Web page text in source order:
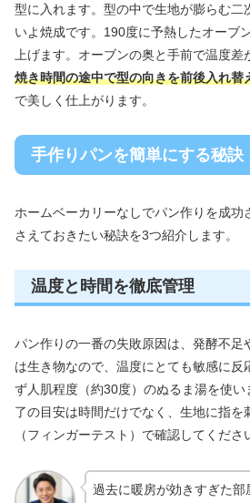
型に入れます。型の中で生地が膨らむ二
いよ焼成です。190度に予熱したオーブ
上げます。オーブンの奥と手前で温度差
焼き時間の途中で型の向きを前後入れ替
で美しく仕上がります。
手作りパンを簡単にする秘訣
ホームベーカリーなしでパン作りを成功
さえておきたい秘訣を3つ紹介します。
温度と時間を徹底管理
パン作りの一番の失敗原因は、発酵不足
は生き物なので、温度にとても敏感に反
ず人肌程度（約30度）のぬるま湯を使
了の目安は時間だけでなく、生地に指を
（フィンガーテスト）で確認してくださ
過去に暖房が効きすぎた部